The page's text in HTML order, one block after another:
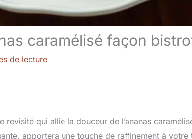
caramélisé façon
de lecture
revisité qui allie la douceur de l’ananas
apportera une touche de raffinement à votre